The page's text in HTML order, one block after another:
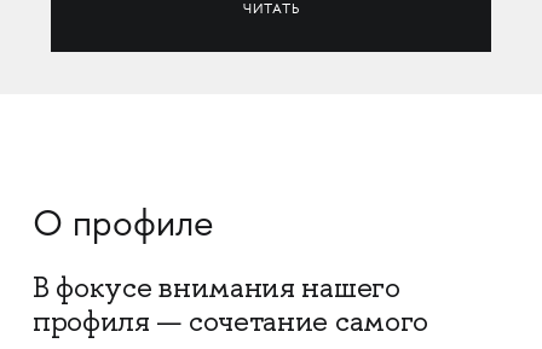
ЧИТАТЬ
О профиле
В фокусе внимания нашего
профиля — сочетание самого